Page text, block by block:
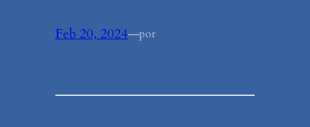
Feb 20, 2024—por